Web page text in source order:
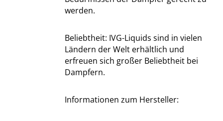
werden.
Beliebtheit: IVG-Liquids sind in vielen
Ländern der Welt erhältlich und
erfreuen sich großer Beliebtheit bei
Dampfern.
Informationen zum Hersteller: